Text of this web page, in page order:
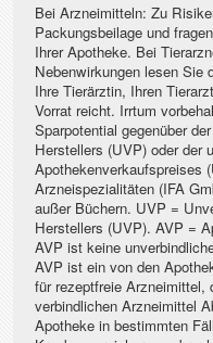
Bei Arzneimitteln: Zu
Packungsbeilage und
Ihrer Apotheke. Bei
Nebenwirkungen lesen Sie
Ihre Tierärztin, Ihren
Vorrat reicht. Irrtum
Sparpotential gegenüber
Herstellers (UVP) oder der
Apothekenverkaufspreises
Arzneispezialitäten (IFA
außer Büchern. UVP =
Herstellers (UVP). AVP =
AVP ist keine
AVP ist ein von den
für rezeptfreie Arzneimittel,
verbindlichen Arzneimittel
Apotheke in bestimmten